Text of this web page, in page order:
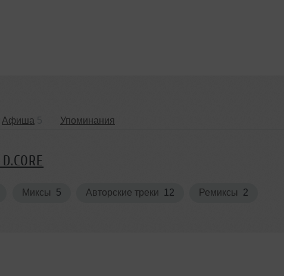
Афиша Упоминания
Миксы 5 Авторские треки 12 Ремиксы 2